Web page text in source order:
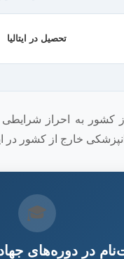
تحصیل در ایتالیا
به احراز
خارج از کشور در
🎓
در دوره‌های